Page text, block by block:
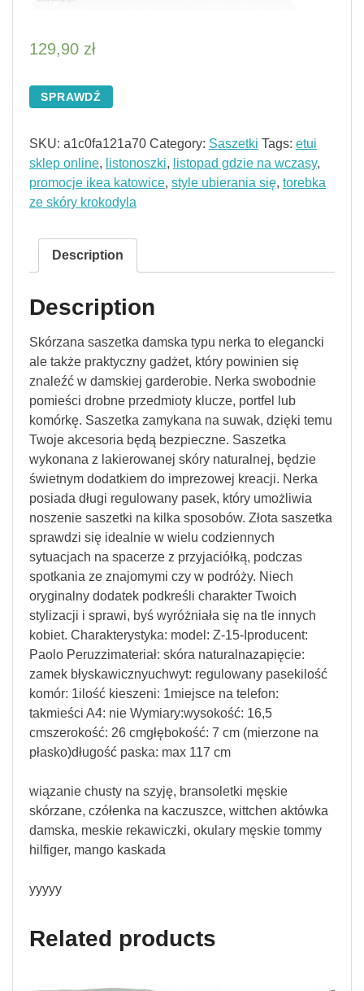
129,90 zł
SPRAWDŹ
SKU: a1c0fa121a70 Category: Saszetki Tags: etui
sklep online, listonoszki, listopad gdzie na wczasy,
promocje ikea katowice, style ubierania się, torebka
ze skóry krokodyla
Description
Description
Skórzana saszetka damska typu nerka to elegancki
ale także praktyczny gadżet, który powinien się
znaleźć w damskiej garderobie. Nerka swobodnie
pomieści drobne przedmioty klucze, portfel lub
komórkę. Saszetka zamykana na suwak, dzięki temu
Twoje akcesoria będą bezpieczne. Saszetka
wykonana z lakierowanej skóry naturalnej, będzie
świetnym dodatkiem do imprezowej kreacji. Nerka
posiada długi regulowany pasek, który umożliwia
noszenie saszetki na kilka sposobów. Złota saszetka
sprawdzi się idealnie w wielu codziennych
sytuacjach na spacerze z przyjaciółką, podczas
spotkania ze znajomymi czy w podróży. Niech
oryginalny dodatek podkreśli charakter Twoich
stylizacji i sprawi, byś wyróżniała się na tle innych
kobiet. Charakterystyka: model: Z-15-Iproducent:
Paolo Peruzzimateriał: skóra naturalnazapięcie:
zamek błyskawicznyuchwyt: regulowany pasekilość
komór: 1ilość kieszeni: 1miejsce na telefon:
takmieści A4: nie Wymiary:wysokość: 16,5
cmszerokość: 26 cmgłębokość: 7 cm (mierzone na
płasko)długość paska: max 117 cm
wiązanie chusty na szyję, bransoletki męskie
skórzane, czółenka na kaczuszce, wittchen aktówka
damska, meskie rekawiczki, okulary męskie tommy
hilfiger, mango kaskada
yyyyy
Related products